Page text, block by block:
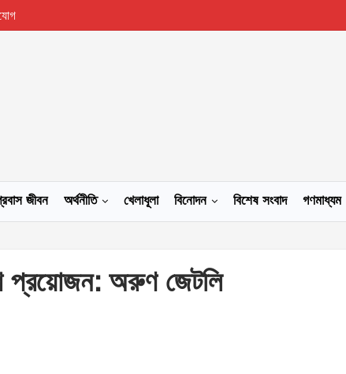
জীবন অর্থনীতি খেলাধূলা বিনোদন বিশেষ সংবাদ গণমাধ্যম
প্রয়োজন: অরুণ জেটলি